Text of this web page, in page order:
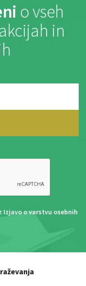
o vseh
in
Izjavo o varstvu osebnih